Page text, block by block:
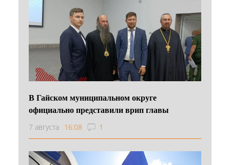
В Гайском муниципальном округе
официально представили врип главы
7 августа 16:08 1